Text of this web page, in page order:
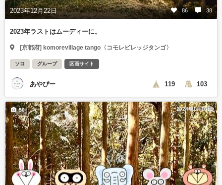
2023年12月22日 86 38
2023年ラストはムーディーに。
[京都府] komorevillage tango〈コモレビレッジタンゴ〉
ソロ グループ 区画サイト
あやぴー 119 103
2024年1月16日
50